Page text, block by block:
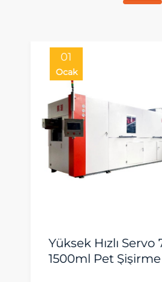
Ocak
Yüksek Hızlı Servo 7
1500ml Pet Şişirme